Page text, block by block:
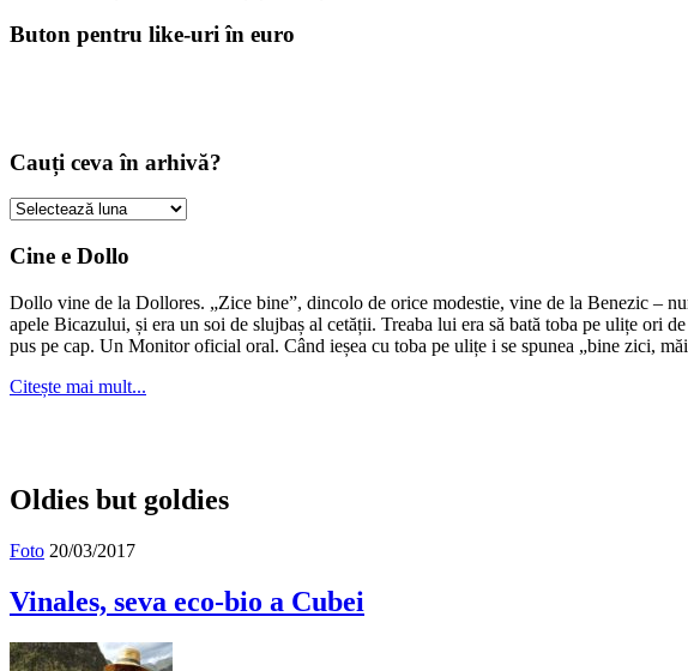
Buton pentru like-uri în euro
Cauți ceva în arhivă?
Cauți
în
Cine e Dollo
Dollo vine de la Dollores. „Zice bine”, dincolo de orice modestie, vine de la Benezic –
apele Bicazului, și era un soi de slujbaș al cetății. Treaba lui era să bată toba pe ulițe ori
pus pe cap. Un Monitor oficial oral. Când ieșea cu toba pe ulițe i se spunea „bine zici,
Citește mai mult...
Oldies but goldies
Foto 20/03/2017
Vinales, seva eco-bio a Cubei